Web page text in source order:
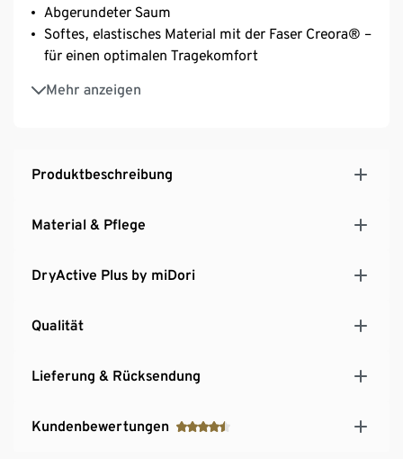
Abgerundeter Saum
Softes, elastisches Material mit der Faser Creora® –
für einen optimalen Tragekomfort
Mehr anzeigen
Weich fließende Viskose-Stretch-Qualität
Produktbeschreibung
Material & Pflege
DryActive Plus by miDori
Qualität
Lieferung & Rücksendung
Kundenbewertungen